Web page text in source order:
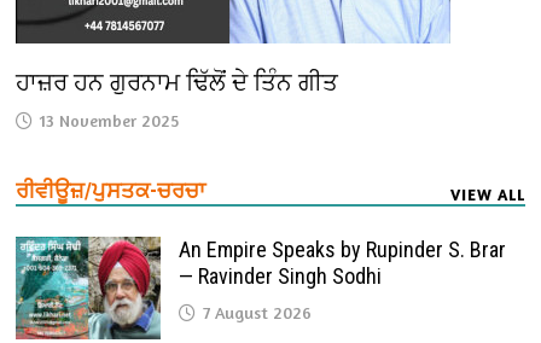
ਹਾਜ਼ਰ ਹਨ ਗੁਰਨਾਮ ਢਿੱਲੋਂ ਦੇ ਤਿੰਨ ਗੀਤ
13 November 2025
ਰੀਵੀਊਜ਼/ਪੁਸਤਕ-ਚਰਚਾ VIEW ALL
An Empire Speaks by Rupinder S. Brar
— Ravinder Singh Sodhi
7 August 2026